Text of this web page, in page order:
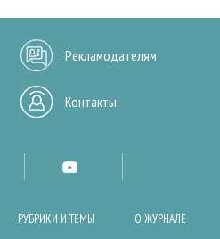
Рекламодателям
Контакты
РУБРИКИ И ТЕМЫ О ЖУРНАЛЕ